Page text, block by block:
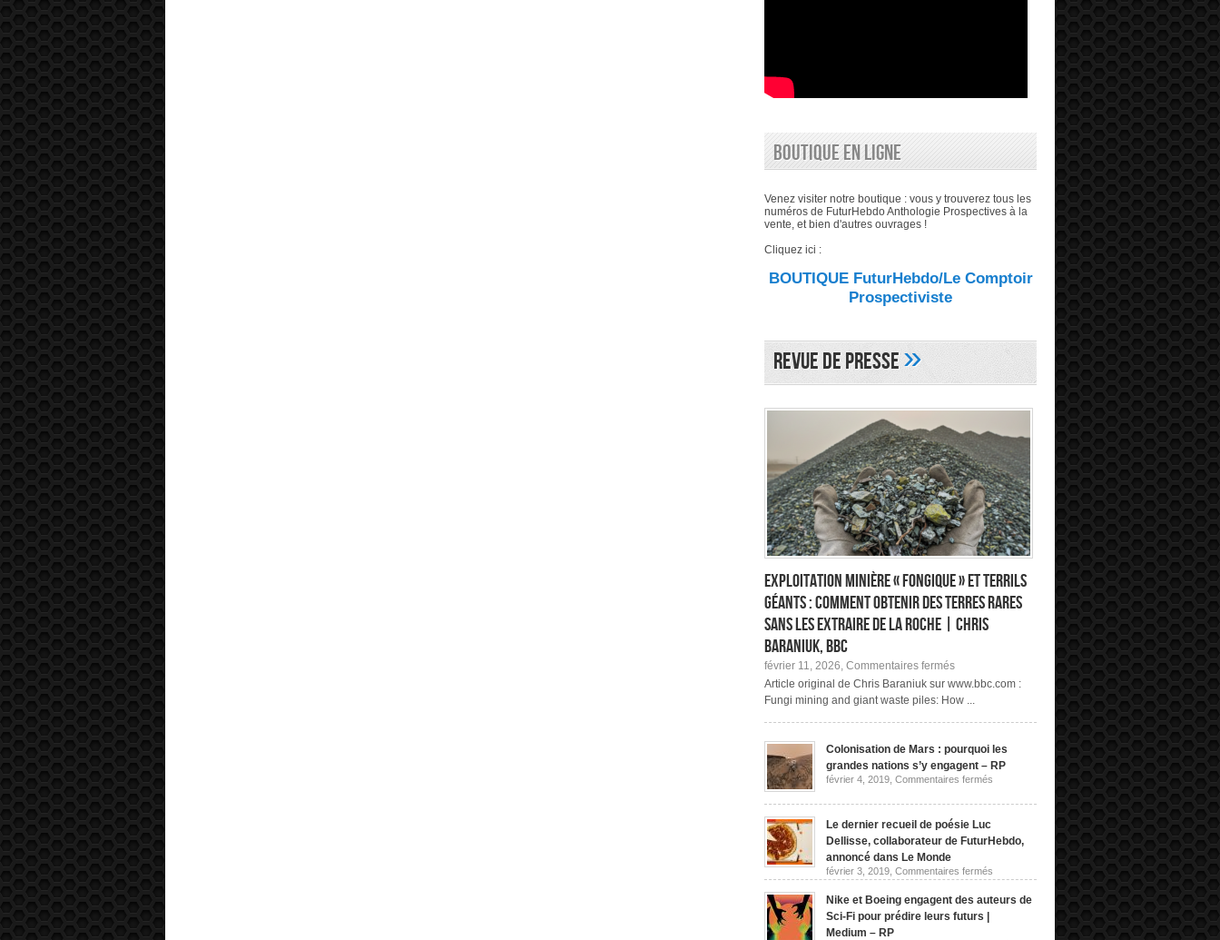
BOUTIQUE EN LIGNE
Venez visiter notre boutique : vous y trouverez tous les
numéros de FuturHebdo Anthologie Prospectives à la
vente, et bien d'autres ouvrages !
Cliquez ici :
BOUTIQUE FuturHebdo/Le Comptoir
Prospectiviste
Revue de Presse»
Exploitation minière « fongique » et terrils
géants : comment obtenir des terres rares
sans les extraire de la roche | Chris
Baraniuk, BBC
février 11, 2026, Commentaires ferméssur
Exploitation
minière
« fongique »
comment
obtenir
des
rares
sans
les
extraire
la
roche
Chris
Baraniuk,
Article original de Chris Baraniuk sur www.bbc.com :
Fungi mining and giant waste piles: How ...
Colonisation de Mars : pourquoi les
grandes nations s’y engagent – RP
février 4, 2019, Commentaires fermés
les
–
Le dernier recueil de poésie Luc
Dellisse, collaborateur de FuturHebdo,
annoncé dans Le Monde
février 3, 2019, Commentaires fermés
Le
recueil
Nike et Boeing engagent des auteurs de
Sci-Fi pour prédire leurs futurs |
Medium – RP